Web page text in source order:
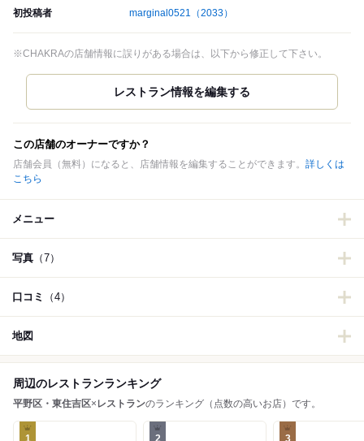
初投稿者 marginal0521 （2033）
※CHAKRAの店舗情報に誤りがある場合は、以下から修正して下さい。
この店舗のオーナーですか？
店舗会員（無料）になると、店舗情報を編集することができます。 詳しくは
こちら
メニュー
写真 （7）
口コミ （4）
地図
周辺のレストランランキング
平野区・東住吉区× レストランのランキング（点数の高いお店）です。